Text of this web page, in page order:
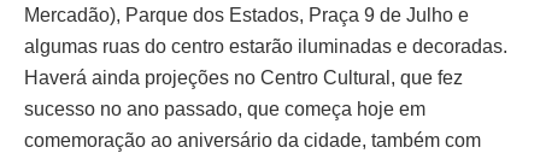
Mercadão), Parque dos Estados, Praça 9 de Julho e
algumas ruas do centro estarão iluminadas e decoradas.
Haverá ainda projeções no Centro Cultural, que fez
sucesso no ano passado, que começa hoje em
comemoração ao aniversário da cidade, também com